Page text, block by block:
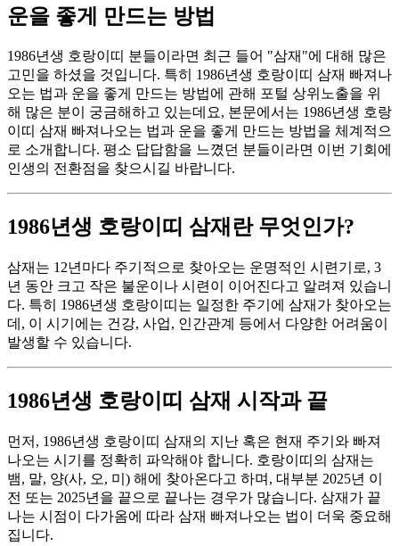
운을 좋게 만드는 방법
1986년생 호랑이띠 분들이라면 최근 들어 "삼재"에 대해 많은
고민을 하셨을 것입니다. 특히 1986년생 호랑이띠 삼재 빠져나
오는 법과 운을 좋게 만드는 방법에 관해 포털 상위노출을 위
해 많은 분이 궁금해하고 있는데요, 본문에서는 1986년생 호랑
이띠 삼재 빠져나오는 법과 운을 좋게 만드는 방법을 체계적으
로 소개합니다. 평소 답답함을 느꼈던 분들이라면 이번 기회에
인생의 전환점을 찾으시길 바랍니다.
1986년생 호랑이띠 삼재란 무엇인가?
삼재는 12년마다 주기적으로 찾아오는 운명적인 시련기로, 3
년 동안 크고 작은 불운이나 시련이 이어진다고 알려져 있습니
다. 특히 1986년생 호랑이띠는 일정한 주기에 삼재가 찾아오는
데, 이 시기에는 건강, 사업, 인간관계 등에서 다양한 어려움이
발생할 수 있습니다.
1986년생 호랑이띠 삼재 시작과 끝
먼저, 1986년생 호랑이띠 삼재의 지난 혹은 현재 주기와 빠져
나오는 시기를 정확히 파악해야 합니다. 호랑이띠의 삼재는
뱀, 말, 양(사, 오, 미) 해에 찾아온다고 하며, 대부분 2025년 이
전 또는 2025년을 끝으로 끝나는 경우가 많습니다. 삼재가 끝
나는 시점이 다가옴에 따라 삼재 빠져나오는 법이 더욱 중요해
집니다.